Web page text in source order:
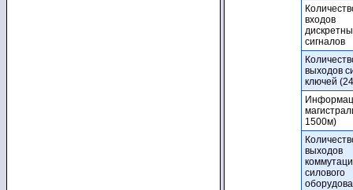
входов
сигналов
выходов
ключей
1500м)
выходов
силового